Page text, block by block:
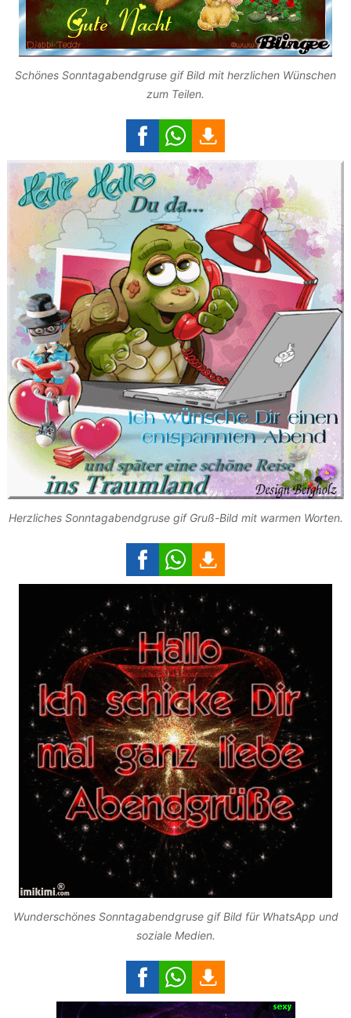
Schönes Sonntagabendgruse gif Bild mit herzlichen Wünschen
zum Teilen.
Herzliches Sonntagabendgruse gif Gruß-Bild mit warmen Worten.
Wunderschönes Sonntagabendgruse gif Bild für WhatsApp und
soziale Medien.